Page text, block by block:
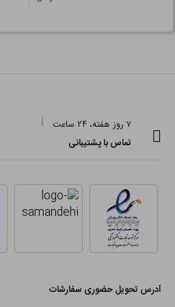
۷ روز هفته، ۲۴ ساعت
تماس با پشتیبانی
آدرس تحویل حضوری سفارشات